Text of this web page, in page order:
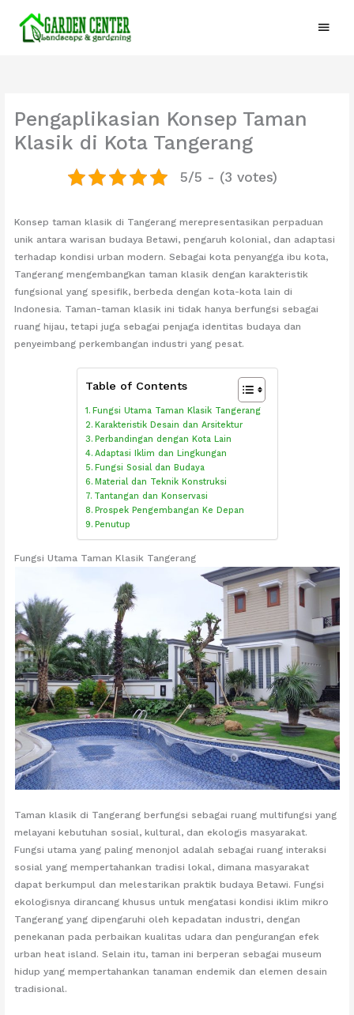
content
Main
Pengaplikasian Konsep Taman
Klasik di Kota Tangerang
5/5 - (3 votes)
Konsep taman klasik di Tangerang merepresentasikan perpaduan
unik antara warisan budaya Betawi, pengaruh kolonial, dan adaptasi
terhadap kondisi urban modern. Sebagai kota penyangga ibu kota,
Tangerang mengembangkan taman klasik dengan karakteristik
fungsional yang spesifik, berbeda dengan kota-kota lain di
Indonesia. Taman-taman klasik ini tidak hanya berfungsi sebagai
ruang hijau, tetapi juga sebagai penjaga identitas budaya dan
penyeimbang perkembangan industri yang pesat.
Table of Contents
Fungsi Utama Taman Klasik Tangerang
Karakteristik Desain dan Arsitektur
Perbandingan dengan Kota Lain
Adaptasi Iklim dan Lingkungan
Fungsi Sosial dan Budaya
Material dan Teknik Konstruksi
Tantangan dan Konservasi
Prospek Pengembangan Ke Depan
Penutup
Fungsi Utama Taman Klasik Tangerang
Taman klasik di Tangerang berfungsi sebagai ruang multifungsi yang
melayani kebutuhan sosial, kultural, dan ekologis masyarakat.
Fungsi utama yang paling menonjol adalah sebagai ruang interaksi
sosial yang mempertahankan tradisi lokal, dimana masyarakat
dapat berkumpul dan melestarikan praktik budaya Betawi. Fungsi
ekologisnya dirancang khusus untuk mengatasi kondisi iklim mikro
Tangerang yang dipengaruhi oleh kepadatan industri, dengan
penekanan pada perbaikan kualitas udara dan pengurangan efek
urban heat island. Selain itu, taman ini berperan sebagai museum
hidup yang mempertahankan tanaman endemik dan elemen desain
tradisional.